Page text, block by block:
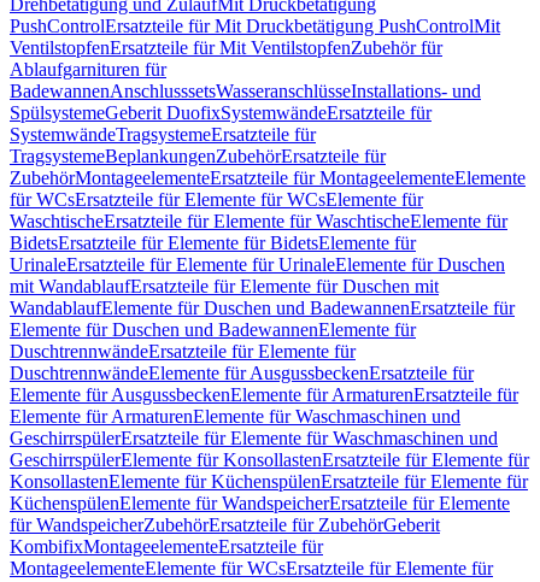
Drehbetätigung und ZulaufMit Druckbetätigung
PushControlErsatzteile für Mit Druckbetätigung PushControlMit
VentilstopfenErsatzteile für Mit VentilstopfenZubehör für
Ablaufgarnituren für
BadewannenAnschlusssetsWasseranschlüsseInstallations- und
SpülsystemeGeberit DuofixSystemwändeErsatzteile für
SystemwändeTragsystemeErsatzteile für
TragsystemeBeplankungenZubehörErsatzteile für
ZubehörMontageelementeErsatzteile für MontageelementeElemente
für WCsErsatzteile für Elemente für WCsElemente für
WaschtischeErsatzteile für Elemente für WaschtischeElemente für
BidetsErsatzteile für Elemente für BidetsElemente für
UrinaleErsatzteile für Elemente für UrinaleElemente für Duschen
mit WandablaufErsatzteile für Elemente für Duschen mit
WandablaufElemente für Duschen und BadewannenErsatzteile für
Elemente für Duschen und BadewannenElemente für
DuschtrennwändeErsatzteile für Elemente für
DuschtrennwändeElemente für AusgussbeckenErsatzteile für
Elemente für AusgussbeckenElemente für ArmaturenErsatzteile für
Elemente für ArmaturenElemente für Waschmaschinen und
GeschirrspülerErsatzteile für Elemente für Waschmaschinen und
GeschirrspülerElemente für KonsollastenErsatzteile für Elemente für
KonsollastenElemente für KüchenspülenErsatzteile für Elemente für
KüchenspülenElemente für WandspeicherErsatzteile für Elemente
für WandspeicherZubehörErsatzteile für ZubehörGeberit
KombifixMontageelementeErsatzteile für
MontageelementeElemente für WCsErsatzteile für Elemente für